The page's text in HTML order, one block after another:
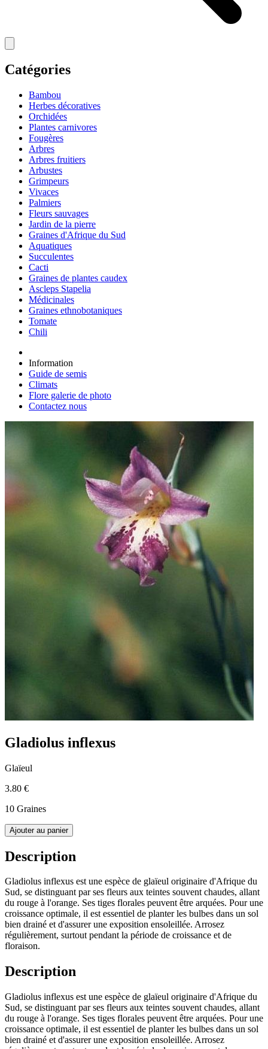
Catégories
Bambou
Herbes décoratives
Orchidées
Plantes carnivores
Fougères
Arbres
Arbres fruitiers
Arbustes
Grimpeurs
Vivaces
Palmiers
Fleurs sauvages
Jardin de la pierre
Graines d'Afrique du Sud
Aquatiques
Succulentes
Cacti
Graines de plantes caudex
Ascleps Stapelia
Médicinales
Graines ethnobotaniques
Tomate
Chili
Information
Guide de semis
Climats
Flore galerie de photo
Contactez nous
Gladiolus inflexus
Glaïeul
3.80 €
10 Graines
Ajouter au panier
Description
Gladiolus inflexus est une espèce de glaïeul originaire d'Afrique du
Sud, se distinguant par ses fleurs aux teintes souvent chaudes, allant
du rouge à l'orange. Ses tiges florales peuvent être arquées. Pour une
croissance optimale, il est essentiel de planter les bulbes dans un sol
bien drainé et d'assurer une exposition ensoleillée. Arrosez
régulièrement, surtout pendant la période de croissance et de
floraison.
Description
Gladiolus inflexus est une espèce de glaïeul originaire d'Afrique du
Sud, se distinguant par ses fleurs aux teintes souvent chaudes, allant
du rouge à l'orange. Ses tiges florales peuvent être arquées. Pour une
croissance optimale, il est essentiel de planter les bulbes dans un sol
bien drainé et d'assurer une exposition ensoleillée. Arrosez